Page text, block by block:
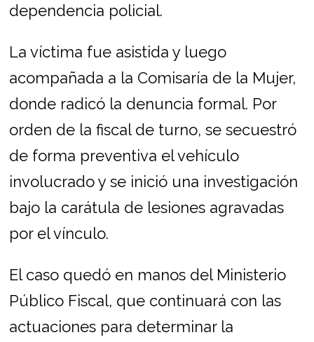
dependencia policial.
La víctima fue asistida y luego
acompañada a la Comisaría de la Mujer,
donde radicó la denuncia formal. Por
orden de la fiscal de turno, se secuestró
de forma preventiva el vehículo
involucrado y se inició una investigación
bajo la carátula de lesiones agravadas
por el vínculo.
El caso quedó en manos del Ministerio
Público Fiscal, que continuará con las
actuaciones para determinar la